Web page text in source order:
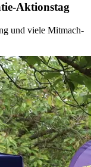
Aktionstag
und viele Mitmach-